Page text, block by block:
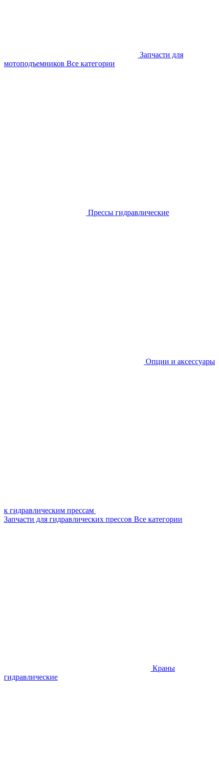
Запчасти для
мотоподъемников Все категории
Прессы гидравлические
Опции и аксессуары
к гидравлическим прессам
Запчасти для гидравлических прессов Все категории
Краны
гидравлические